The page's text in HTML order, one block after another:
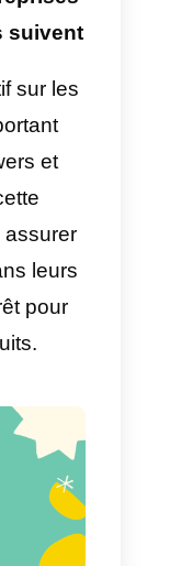
de
relations
clients de
dans votre
semblera
le client
produit
préalable,
de